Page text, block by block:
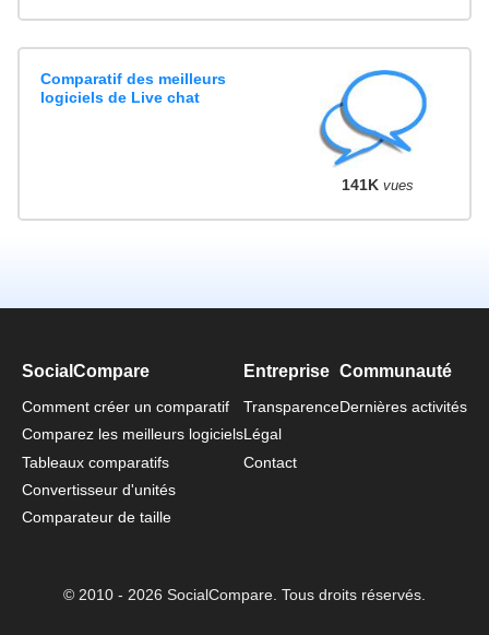
Comparatif des meilleurs
logiciels de Live chat
141K vues
SocialCompare
Comment créer un comparatif
Comparez les meilleurs logiciels
Tableaux comparatifs
Convertisseur d'unités
Comparateur de taille
Entreprise
Transparence
Légal
Contact
Communauté
Dernières activités
© 2010 - 2026 SocialCompare. Tous droits réservés.